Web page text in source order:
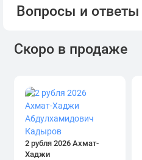
Вопросы и ответы
Скоро в продаже
2 рубля 2026 Ахмат-
Хаджи